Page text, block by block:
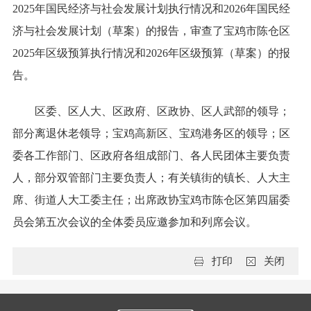
2025年国民经济与社会发展计划执行情况和2026年国民经
济与社会发展计划（草案）的报告，审查了宝鸡市陈仓区
2025年区级预算执行情况和2026年区级预算（草案）的报
告。
区委、区人大、区政府、区政协、区人武部的领导；
部分离退休老领导；宝鸡高新区、宝鸡港务区的领导；区
委各工作部门、区政府各组成部门、各人民团体主要负责
人，部分双管部门主要负责人；有关镇街的镇长、人大主
席、街道人大工委主任；出席政协宝鸡市陈仓区第四届委
员会第五次会议的全体委员应邀参加和列席会议。
关闭
打印